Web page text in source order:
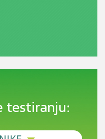
testiranju: